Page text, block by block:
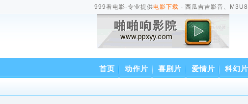
999看电影-专业提供电影下载 - 西瓜吉吉影音、
首页 动作片 喜剧片 爱情片 科幻片